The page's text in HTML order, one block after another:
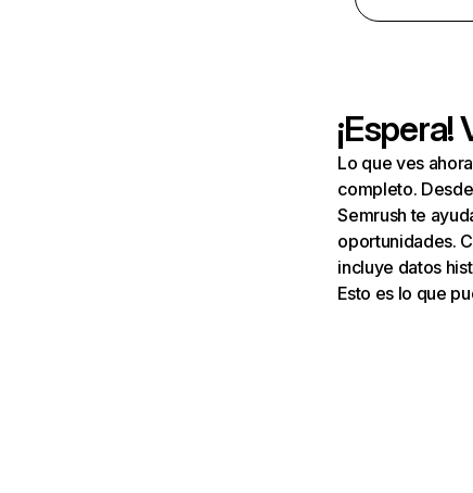
Lo que ves
completo.
Semrush te
oportunidades.
incluye datos
Esto es lo que